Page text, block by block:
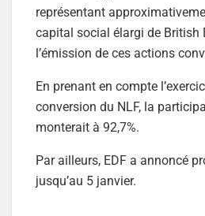
représentant
capital social élargi de British
l’émission de ces actions
En prenant en compte
conversion du NLF, la
monterait à 92,7%.
Par ailleurs, EDF a annoncé
jusqu’au 5 janvier.